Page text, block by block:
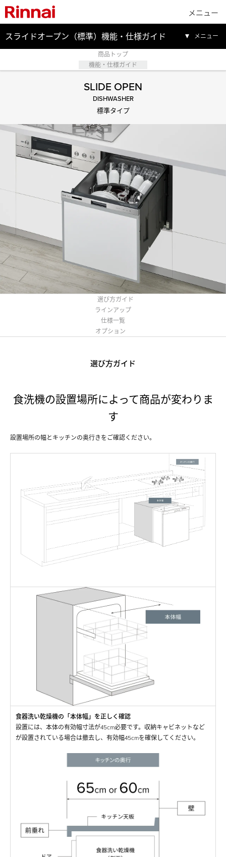
メニュー
スライドオープン（標準）機能・仕様ガイド メニュー
商品トップ
機能・仕様ガイド
SLIDE OPEN
DISHWASHER
標準タイプ
選び方ガイド
ラインアップ
仕様一覧
オプション
選び方ガイド
食洗機の設置場所によって商品が変わりま
す
設置場所の幅とキッチンの奥行きをご確認ください。
食器洗い乾燥機の「本体幅」を正しく確認
設置には、本体の有効幅寸法が45cm必要です。収納キャビネットなど
が設置されている場合は撤去し、有効幅45cmを確保してください。